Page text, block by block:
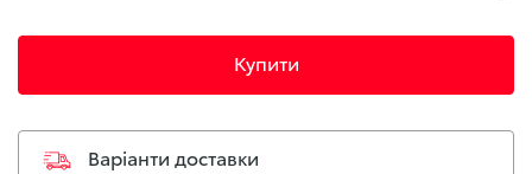
Купити
Варіанти доставки